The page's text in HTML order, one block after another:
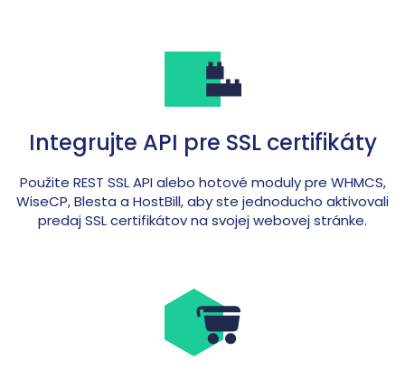
Integrujte API pre SSL certifikáty
Použite REST SSL API alebo hotové moduly pre WHMCS,
WiseCP, Blesta a HostBill, aby ste jednoducho aktivovali
predaj SSL certifikátov na svojej webovej stránke.